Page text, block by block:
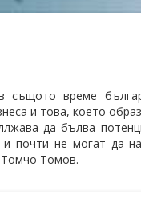
време
и това, което
да бълва
почти не могат да
Томчо Томов.